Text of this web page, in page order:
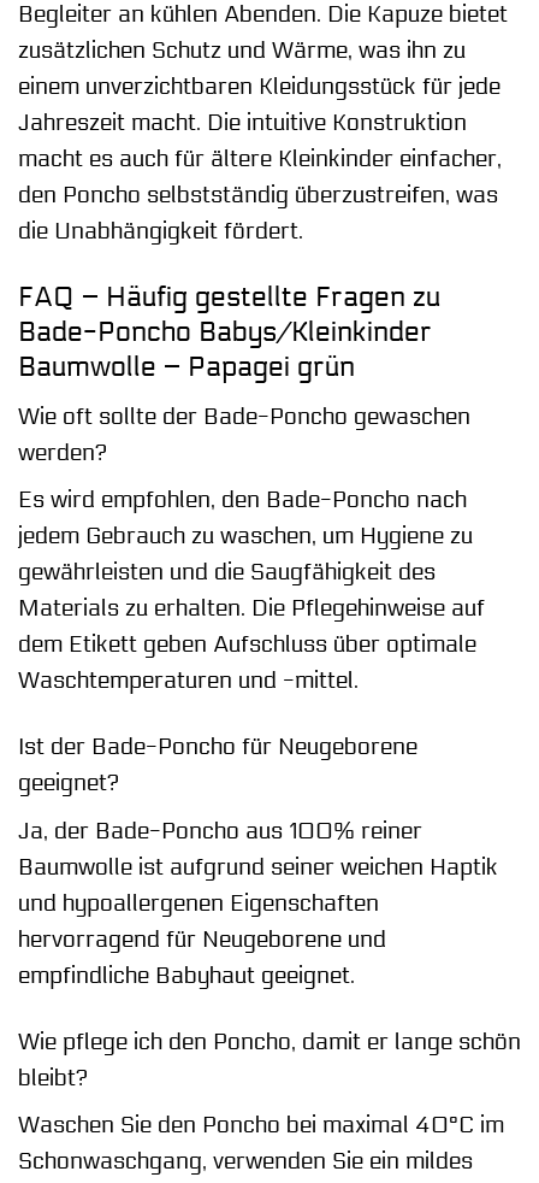
Begleiter an kühlen Abenden. Die Kapuze bietet
zusätzlichen Schutz und Wärme, was ihn zu
einem unverzichtbaren Kleidungsstück für jede
Jahreszeit macht. Die intuitive Konstruktion
macht es auch für ältere Kleinkinder einfacher,
den Poncho selbstständig überzustreifen, was
die Unabhängigkeit fördert.
FAQ – Häufig gestellte Fragen zu
Bade-Poncho Babys/Kleinkinder
Baumwolle – Papagei grün
Wie oft sollte der Bade-Poncho gewaschen
werden?
Es wird empfohlen, den Bade-Poncho nach
jedem Gebrauch zu waschen, um Hygiene zu
gewährleisten und die Saugfähigkeit des
Materials zu erhalten. Die Pflegehinweise auf
dem Etikett geben Aufschluss über optimale
Waschtemperaturen und -mittel.
Ist der Bade-Poncho für Neugeborene
geeignet?
Ja, der Bade-Poncho aus 100% reiner
Baumwolle ist aufgrund seiner weichen Haptik
und hypoallergenen Eigenschaften
hervorragend für Neugeborene und
empfindliche Babyhaut geeignet.
Wie pflege ich den Poncho, damit er lange schön
bleibt?
Waschen Sie den Poncho bei maximal 40°C im
Schonwaschgang, verwenden Sie ein mildes